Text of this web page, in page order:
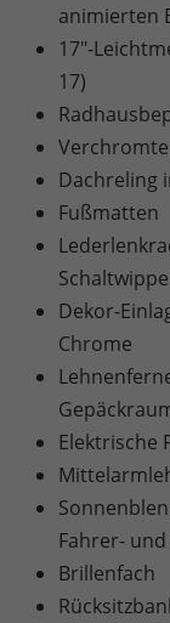
animierten
17"-
17)
Dachreling
Fußmatten
Dekor-
Chrome
Elektrische
Fahrer-
Brillenfach